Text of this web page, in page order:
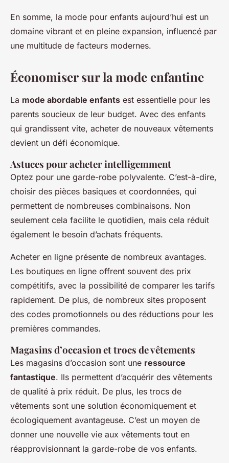
En somme, la mode pour enfants aujourd’hui est un
domaine vibrant et en pleine expansion, influencé par
une multitude de facteurs modernes.
Économiser sur la mode enfantine
La mode abordable enfants est essentielle pour les
parents soucieux de leur budget. Avec des enfants
qui grandissent vite, acheter de nouveaux vêtements
devient un défi économique.
Astuces pour acheter intelligemment
Optez pour une garde-robe polyvalente. C’est-à-dire,
choisir des pièces basiques et coordonnées, qui
permettent de nombreuses combinaisons. Non
seulement cela facilite le quotidien, mais cela réduit
également le besoin d’achats fréquents.
Acheter en ligne présente de nombreux avantages.
Les boutiques en ligne offrent souvent des prix
compétitifs, avec la possibilité de comparer les tarifs
rapidement. De plus, de nombreux sites proposent
des codes promotionnels ou des réductions pour les
premières commandes.
Magasins d’occasion et trocs de vêtements
Les magasins d’occasion sont une ressource
fantastique. Ils permettent d’acquérir des vêtements
de qualité à prix réduit. De plus, les trocs de
vêtements sont une solution économiquement et
écologiquement avantageuse. C’est un moyen de
donner une nouvelle vie aux vêtements tout en
réapprovisionnant la garde-robe de vos enfants.